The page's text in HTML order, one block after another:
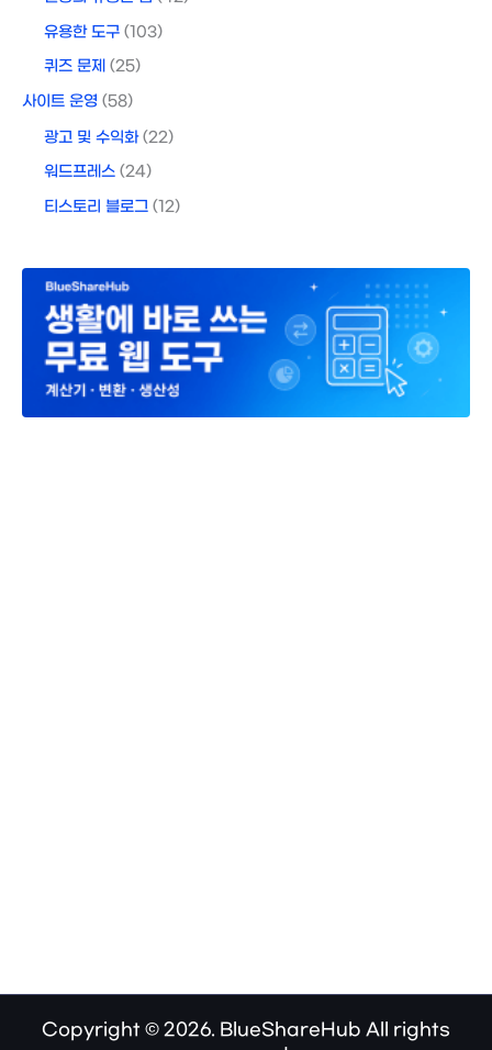
유용한 도구 (103)
퀴즈 문제 (25)
사이트 운영 (58)
광고 및 수익화(22)
워드프레스 (24)
티스토리 블로그 (12)
Copyright © 2026. BlueShareHub All rights